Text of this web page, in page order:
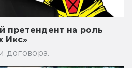
претендент на роль
Икс»
договора.